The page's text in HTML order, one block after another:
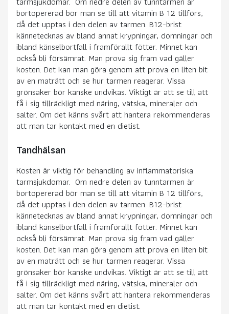
bortopererad bör man se till att vitamin B 12 tillförs,
då det upptas i den delen av tarmen. B12-brist
kännetecknas av bland annat krypningar, domningar och
ibland känselbortfall i framförallt fötter. Minnet kan
också bli försämrat. Man prova sig fram vad gäller
kosten. Det kan man göra genom att prova en liten bit
av en maträtt och se hur tarmen reagerar. Vissa
grönsaker bör kanske undvikas. Viktigt är att se till att
få i sig tillräckligt med näring, vätska, mineraler och
salter. Om det känns svårt att hantera rekommenderas
att man tar kontakt med en dietist.
Tandhälsan
Kosten är viktig för behandling av inflammatoriska
tarmsjukdomar. Om nedre delen av tunntarmen är
bortopererad bör man se till att vitamin B 12 tillförs,
då det upptas i den delen av tarmen. B12-brist
kännetecknas av bland annat krypningar, domningar och
ibland känselbortfall i framförallt fötter. Minnet kan
också bli försämrat. Man prova sig fram vad gäller
kosten. Det kan man göra genom att prova en liten bit
av en maträtt och se hur tarmen reagerar. Vissa
grönsaker bör kanske undvikas. Viktigt är att se till att
få i sig tillräckligt med näring, vätska, mineraler och
salter. Om det känns svårt att hantera rekommenderas
att man tar kontakt med en dietist.